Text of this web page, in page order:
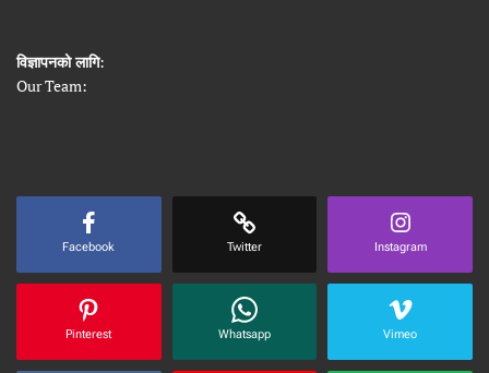
विज्ञापनको लागि:
Our Team:
Facebook Twitter Instagram
Pinterest Whatsapp Vimeo